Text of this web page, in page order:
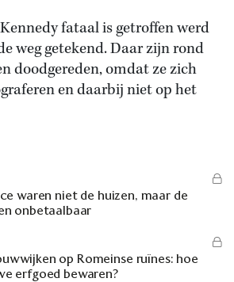
fataal is getroffen werd
weg getekend. Daar zijn rond
doodgereden, omdat ze zich
en daarbij niet op het
waren niet de huizen, maar de
onbetaalbaar
op Romeinse ruïnes: hoe
erfgoed bewaren?